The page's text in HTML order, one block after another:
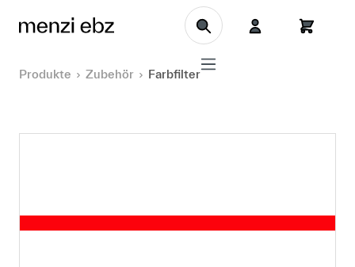
Zum Hauptinhalt springen
Produkte Zubehör Farbfilter